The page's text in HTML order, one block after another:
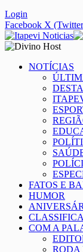
Login
Facebook X
NOTÍCIAS
FATOS E
HUMOR
COM A
RODA